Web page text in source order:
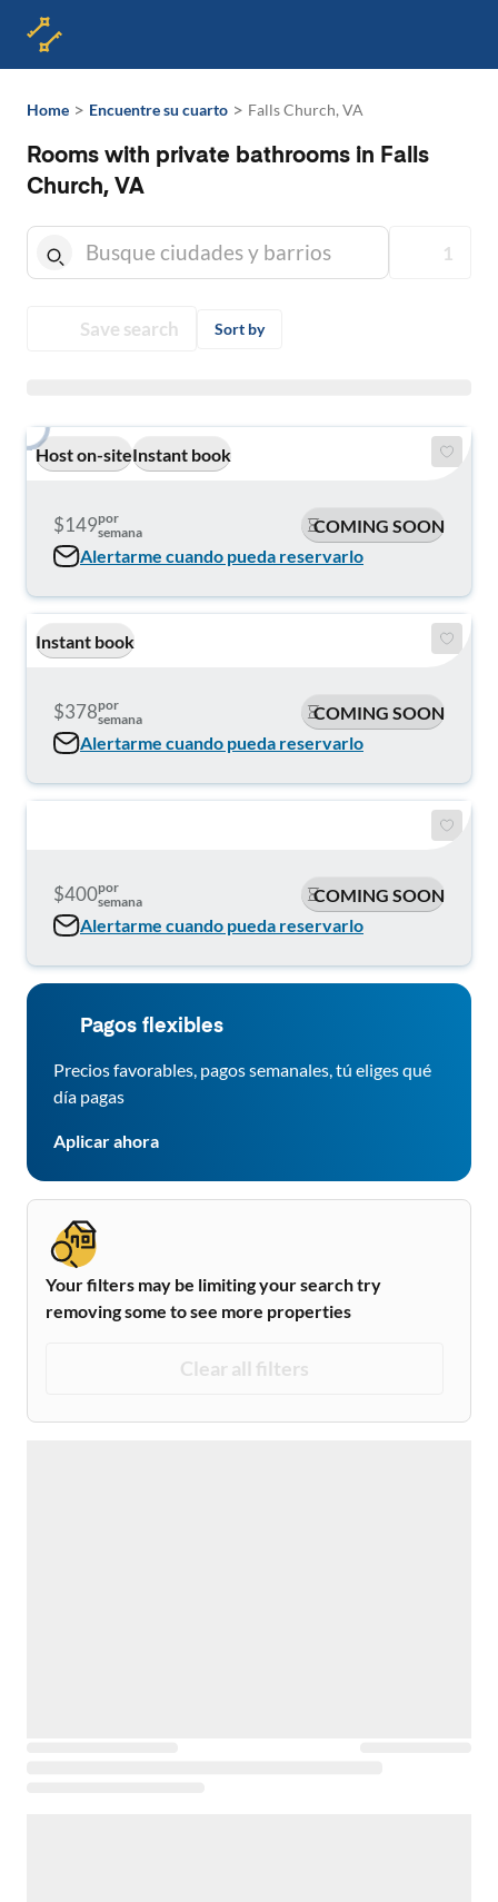
Home > Encuentre su cuarto > Falls Church, VA
Rooms with private bathrooms in Falls
Church, VA
1
Save search Sort by
Host on-siteInstant book
$149por
semana
COMING SOON
Alertarme cuando pueda reservarlo
Instant book
$378por
semana
COMING SOON
Alertarme cuando pueda reservarlo
$400por
semana
COMING SOON
Alertarme cuando pueda reservarlo
Pagos flexibles
Precios favorables, pagos semanales, tú eliges qué
día pagas
Aplicar ahora
Your filters may be limiting your search try
removing some to see more properties
Clear all filters